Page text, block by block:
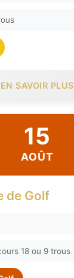
EN SAVOIR PLUS
15
AOÛT
de Golf
18 ou 9 trous